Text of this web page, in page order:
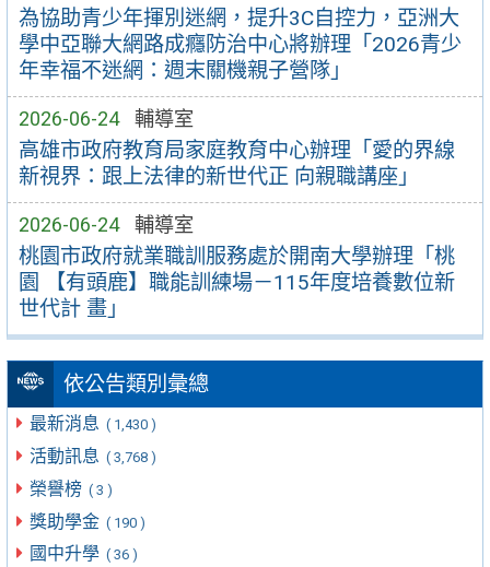
為協助青少年揮別迷網，提升3C自控力，亞洲大
學中亞聯大網路成癮防治中心將辦理「2026青少
年幸福不迷網：週末關機親子營隊」
2026-06-24 輔導室
高雄市政府教育局家庭教育中心辦理「愛的界線
新視界：跟上法律的新世代正 向親職講座」
2026-06-24 輔導室
桃園市政府就業職訓服務處於開南大學辦理「桃
園 【有頭鹿】職能訓練場－115年度培養數位新
世代計 畫」
依公告類別彙總
最新消息 ( 1,430 )
活動訊息 ( 3,768 )
榮譽榜 ( 3 )
獎助學金 ( 190 )
國中升學 ( 36 )